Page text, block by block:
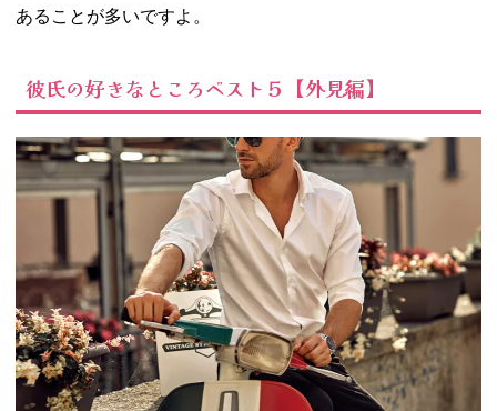
ラブラブカップ
あることが多いですよ。
彼氏の好きなところベスト５【外見編】